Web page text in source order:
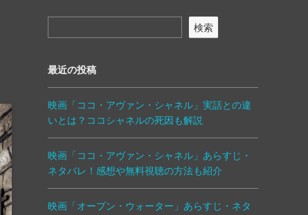
検索
最近の投稿
映画「ココ・アヴァン・シャネル」実話との違
いとは？ココシャネルの死因も解説
映画「ココ・アヴァン・シャネル」あらすじ・
ネタバレ！感想や無料視聴の方法も紹介
映画「オープン・ウォーター」あらすじ・ネタ